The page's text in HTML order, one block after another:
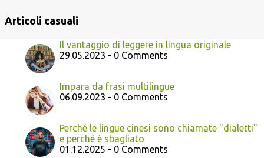
Articoli casuali
Il vantaggio di leggere in lingua originale
29.05.2023 - 0 Comments
Impara da frasi multilingue
06.09.2023 - 0 Comments
Perché le lingue cinesi sono chiamate "dialetti"
e perché è sbagliato
01.12.2025 - 0 Comments